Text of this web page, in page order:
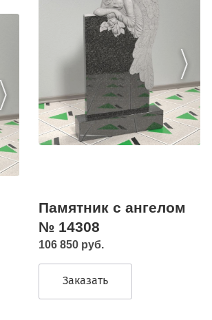
Памятник с ангелом
№ 14308
106 850 руб.
Заказать